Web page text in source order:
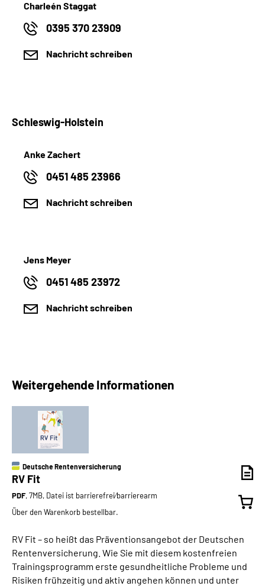
Charleén Staggat
0395 370 23909
Nachricht schreiben
Schleswig-Holstein
Anke Zachert
0451 485 23966
Nachricht schreiben
Jens Meyer
0451 485 23972
Nachricht schreiben
Weitergehende Informationen
Deutsche Rentenversicherung
RV Fit
PDF, 7MB, Datei ist barrierefrei⁄barrierearm
Über den Warenkorb bestellbar.
RV Fit – so heißt das Präventionsangebot der Deutschen
Rentenversicherung. Wie Sie mit diesem kostenfreien
Trainingsprogramm erste gesundheitliche Probleme und
Risiken frühzeitig und aktiv angehen können und unter